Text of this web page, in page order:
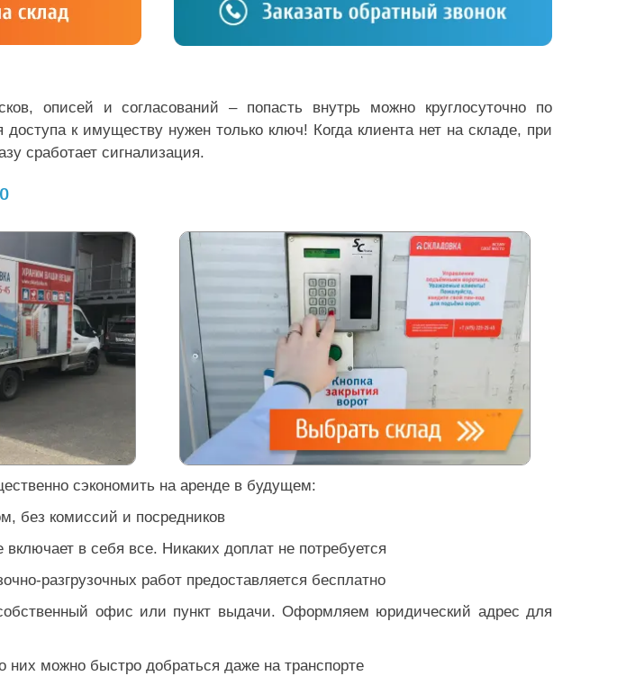
описей и согласований – попасть внутрь можно круглосуточно по
к имуществу нужен только ключ! Когда клиента нет на складе, при
сработает сигнализация.
сэкономить на аренде в будущем:
без комиссий и посредников
включает в себя все. Никаких доплат не потребуется
разгрузочных работ предоставляется бесплатно
офис или пункт выдачи. Оформляем юридический адрес для
можно быстро добраться даже на транспорте